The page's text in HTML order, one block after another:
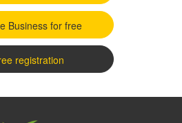
Business for free
registration